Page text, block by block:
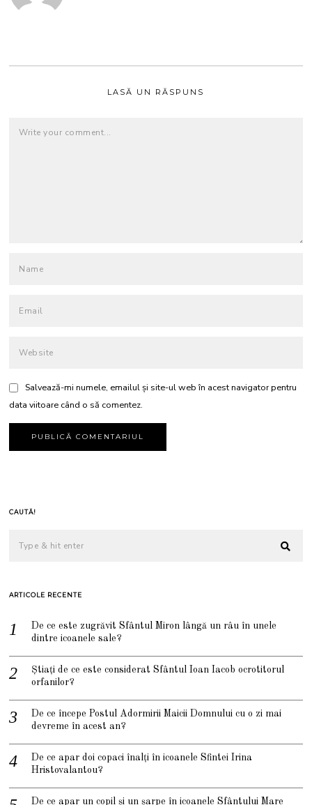
LASĂ UN RĂSPUNS
Salvează-mi numele, emailul și site-ul web în acest navigator pentru
data viitoare când o să comentez.
CAUTĂ!
ARTICOLE RECENTE
De ce este zugrăvit Sfântul Miron lângă un râu în unele
dintre icoanele sale?
Știați de ce este considerat Sfântul Ioan Iacob ocrotitorul
orfanilor?
De ce începe Postul Adormirii Maicii Domnului cu o zi mai
devreme în acest an?
De ce apar doi copaci înalți în icoanele Sfintei Irina
Hristovalantou?
De ce apar un copil și un șarpe în icoanele Sfântului Mare